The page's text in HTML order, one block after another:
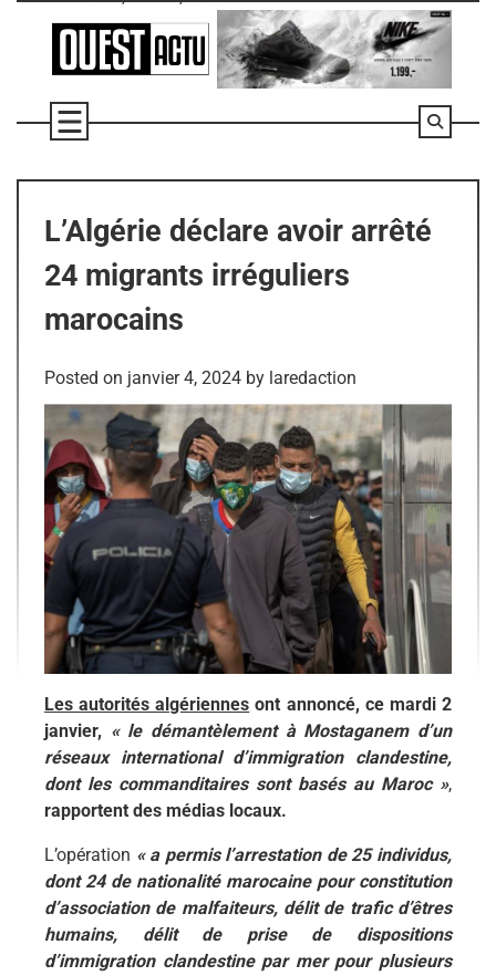
L’Algérie déclare avoir arrêté
24 migrants irréguliers
marocains
Posted on janvier 4, 2024 by laredaction
Les autorités algériennes ont annoncé, ce mardi 2
janvier, « le démantèlement à Mostaganem d’un
réseaux international d’immigration clandestine,
dont les commanditaires sont basés au Maroc »,
rapportent des médias locaux.
L’opération « a permis l’arrestation de 25 individus,
dont 24 de nationalité marocaine pour constitution
d’association de malfaiteurs, délit de trafic d’êtres
humains, délit de prise de dispositions
d’immigration clandestine par mer pour plusieurs